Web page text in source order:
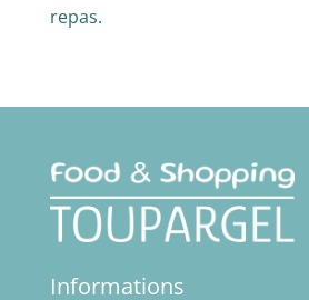
repas.
Informations